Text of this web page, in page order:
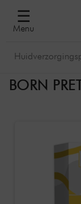
☰
Menu
BORN